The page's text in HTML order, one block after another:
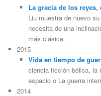
La gracia de los reyes,
Liu muestra de nuevo
necesita de una
más clásica.
2015
Vida en tiempo de
ciencia ficción bélica, la
espacio o La guerra
2014